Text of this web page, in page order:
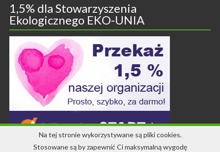
1,5% dla Stowarzyszenia
Ekologicznego EKO-UNIA
Na tej stronie wykorzystywane są pliki cookies.
Stosowane są by zapewnić Ci maksymalną wygodę